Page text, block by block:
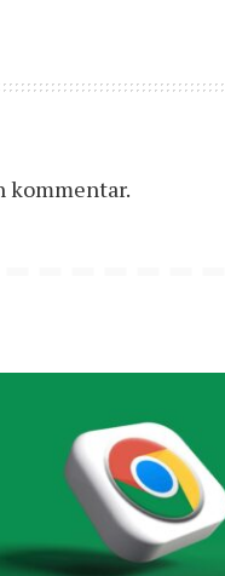
kommentar.